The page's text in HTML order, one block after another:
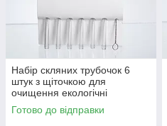
Набір скляних трубочок 6
штук з щіточкою для
очищення екологічні
соломинки для коктейлів
напоїв HP-34-97
Готово до відправки